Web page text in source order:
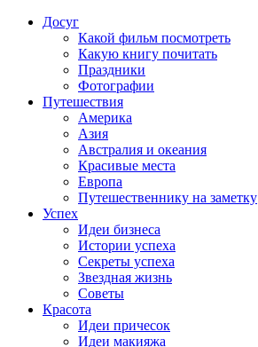
Досуг
Какой фильм посмотреть
Какую книгу почитать
Праздники
Фотографии
Путешествия
Америка
Азия
Австралия и океания
Красивые места
Европа
Путешественнику на заметку
Успех
Идеи бизнеса
Истории успеха
Секреты успеха
Звездная жизнь
Советы
Красота
Идеи причесок
Идеи макияжа